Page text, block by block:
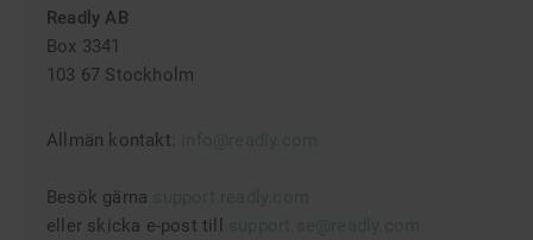
Readly AB
Box 3341
103 67 Stockholm
Allmän kontakt:
Besök gärna
eller skicka e-post till